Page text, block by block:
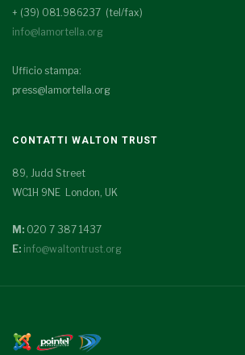
+ (39) 081.986237 (tel/fax)
info@lamortella.org
Ufficio stampa:
press@lamortella.org
CONTATTI WALTON TRUST
89, Judd Street
WC1H 9NE London, UK
M: 020 7 387 1437
E: info@waltontrust.org